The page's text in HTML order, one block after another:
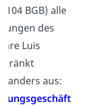
104 BGB) alle
des
Wäre Luis
anders aus: